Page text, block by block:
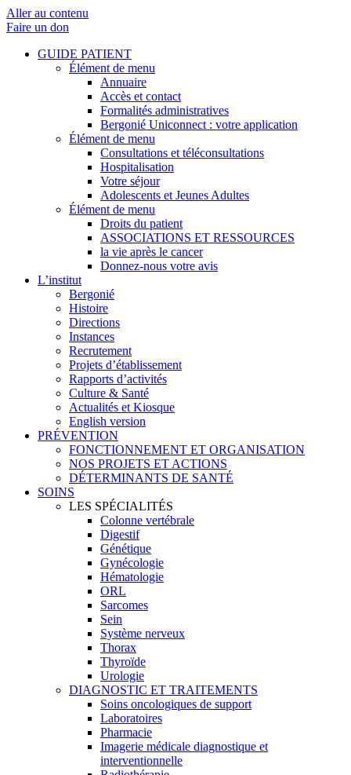
Aller au contenu
Faire un don
GUIDE PATIENT
Élément de menu
Annuaire
Accès et contact
Formalités administratives
Bergonié Uniconnect : votre application
Élément de menu
Consultations et téléconsultations
Hospitalisation
Votre séjour
Adolescents et Jeunes Adultes
Élément de menu
Droits du patient
ASSOCIATIONS ET RESSOURCES
la vie après le cancer
Donnez-nous votre avis
L’institut
Bergonié
Histoire
Directions
Instances
Recrutement
Projets d’établissement
Rapports d’activités
Culture & Santé
Actualités et Kiosque
English version
PRÉVENTION
FONCTIONNEMENT ET ORGANISATION
NOS PROJETS ET ACTIONS
DÉTERMINANTS DE SANTÉ
SOINS
LES SPÉCIALITÉS
Colonne vertébrale
Digestif
Génétique
Gynécologie
Hématologie
ORL
Sarcomes
Sein
Système nerveux
Thorax
Thyroïde
Urologie
DIAGNOSTIC ET TRAITEMENTS
Soins oncologiques de support
Laboratoires
Pharmacie
Imagerie médicale diagnostique et
interventionnelle